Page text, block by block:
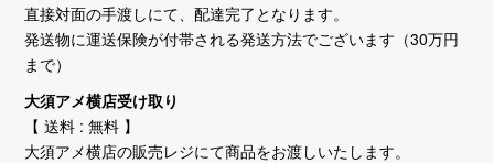
直接対面の手渡しにて、配達完了となります。
発送物に運送保険が付帯される発送方法でございます（30万円
まで）
大須アメ横店受け取り
【 送料 : 無料 】
大須アメ横店の販売レジにて商品をお渡しいたします。